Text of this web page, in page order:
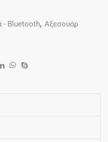
- Bluetooth, Αξεσουάρ